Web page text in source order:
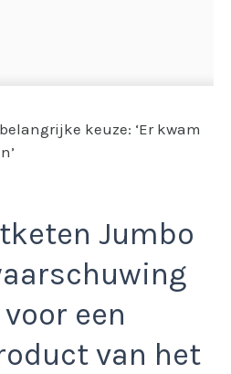
keuze: ‘Er kwam
Jumbo
een
van het